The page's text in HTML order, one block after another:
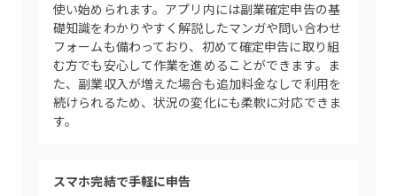
使い始められます。アプリ内には副業確定申告の基
礎知識をわかりやすく解説したマンガや問い合わせ
フォームも備わっており、初めて確定申告に取り組
む方でも安心して作業を進めることができます。ま
た、副業収入が増えた場合も追加料金なしで利用を
続けられるため、状況の変化にも柔軟に対応できま
す。
スマホ完結で手軽に申告